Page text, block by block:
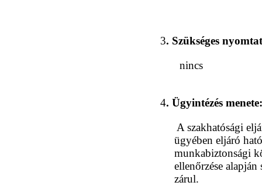
3. Szükséges
nincs
4. Ügyintézés
A szakhatósági
ügyében eljáró
munkabiztonsági
ellenőrzése alapján
zárul.